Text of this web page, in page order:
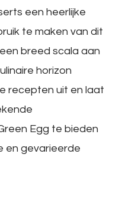
een heerlijke
te maken van dit
breed scala aan
horizon
recepten uit en laat
Egg te bieden
en gevarieerde